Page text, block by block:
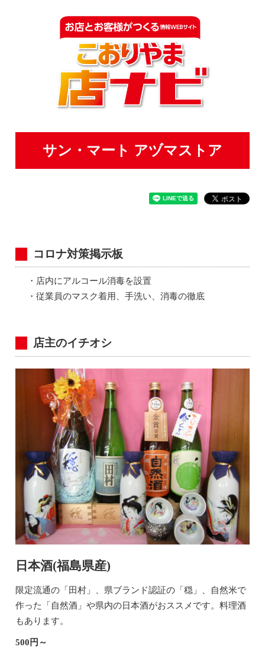
サン・マート アヅマストア
コロナ対策掲示板
・店内にアルコール消毒を設置
・従業員のマスク着用、手洗い、消毒の徹底
店主のイチオシ
日本酒(福島県産)
限定流通の「田村」、県ブランド認証の「穏」、自然米で
作った「自然酒」や県内の日本酒がおススメです。料理酒
もあります。
500円～